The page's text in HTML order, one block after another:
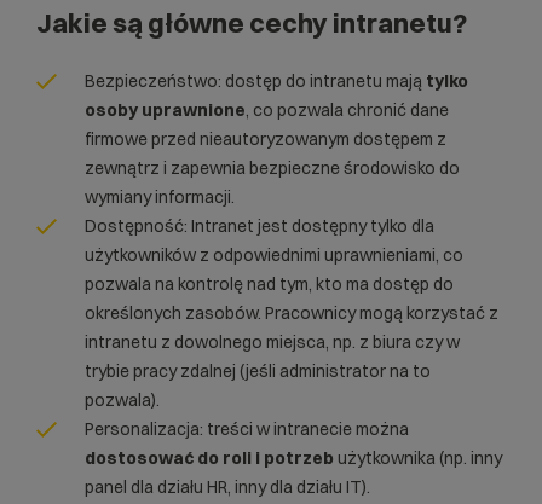
Jakie są główne cechy intranetu?
Bezpieczeństwo: dostęp do intranetu mają tylko
osoby uprawnione, co pozwala chronić dane
firmowe przed nieautoryzowanym dostępem z
zewnątrz i zapewnia bezpieczne środowisko do
wymiany informacji.
Dostępność: Intranet jest dostępny tylko dla
użytkowników z odpowiednimi uprawnieniami, co
pozwala na kontrolę nad tym, kto ma dostęp do
określonych zasobów. Pracownicy mogą korzystać z
intranetu z dowolnego miejsca, np. z biura czy w
trybie pracy zdalnej (jeśli administrator na to
pozwala).
Personalizacja: treści w intranecie można
dostosować do roli i potrzeb użytkownika (np. inny
panel dla działu HR, inny dla działu IT).